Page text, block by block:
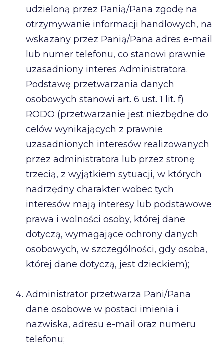
udzieloną przez Panią/Pana zgodę na
otrzymywanie informacji handlowych, na
wskazany przez Panią/Pana adres e-mail
lub numer telefonu, co stanowi prawnie
uzasadniony interes Administratora.
Podstawę przetwarzania danych
osobowych stanowi art. 6 ust. 1 lit. f)
RODO (przetwarzanie jest niezbędne do
celów wynikających z prawnie
uzasadnionych interesów realizowanych
przez administratora lub przez stronę
trzecią, z wyjątkiem sytuacji, w których
nadrzędny charakter wobec tych
interesów mają interesy lub podstawowe
prawa i wolności osoby, której dane
dotyczą, wymagające ochrony danych
osobowych, w szczególności, gdy osoba,
której dane dotyczą, jest dzieckiem);
Administrator przetwarza Pani/Pana
dane osobowe w postaci imienia i
nazwiska, adresu e-mail oraz numeru
telefonu;